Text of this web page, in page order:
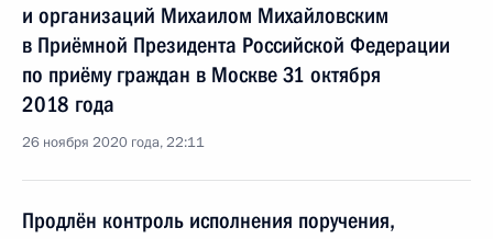
и организаций Михаилом Михайловским
в Приёмной Президента Российской Федерации
по приёму граждан в Москве 31 октября
2018 года
26 ноября 2020 года, 22:11
Продлён контроль исполнения поручения,